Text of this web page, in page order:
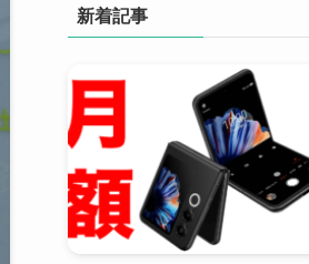
新着記事